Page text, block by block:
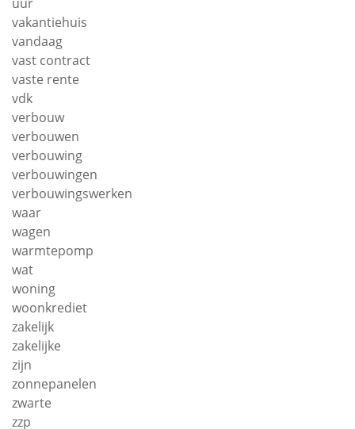
vakantiehuis
vandaag
vast contract
vaste rente
vdk
verbouw
verbouwen
verbouwing
verbouwingen
verbouwingswerken
waar
wagen
warmtepomp
wat
woning
woonkrediet
zakelijk
zakelijke
zijn
zonnepanelen
zwarte
zzp